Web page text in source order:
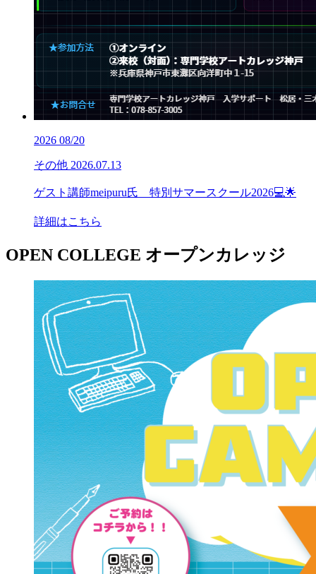
2026 08/20
その他 2026.07.13
ゲスト講師meipuru氏 特別サマースクール2026💻🌟
詳細はこちら
OPEN COLLEGE オープンカレッジ